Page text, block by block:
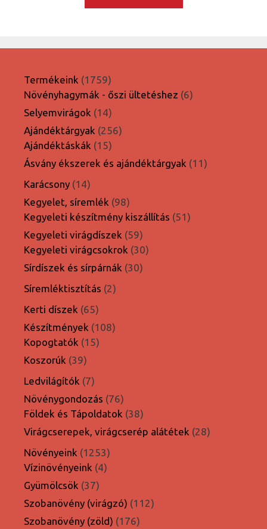
Termékeink 17591759
termék
Növényhagymák - őszi ültetéshez 66
Selyemvirágok 1414
termék
Ajándéktárgyak 256256
Ajándéktáskák 1515
termék
Ásvány ékszerek és ajándéktárgyak 1111
Karácsony 1414
termék
Kegyelet, síremlék 9898
termék
Kegyeleti készítmény kiszállítás 5151
Kegyeleti virágdíszek 5959
termék
Kegyeleti virágcsokrok 3030
Sírdíszek és sírpárnák 3030
Síremléktisztítás 22
Kerti díszek 6565
termék
Készítmények 108108
Kopogtatók 1515
Koszorúk 3939
termék
Ledvilágítók 77
termék
Növénygondozás 7676
termék
Földek és Tápoldatok 3838
termék
Virágcserepek, virágcserép alátétek 2828
Növényeink 12531253
termék
Vízinövényeink 44
Gyümölcsök 3737
termék
Szobanövény (virágzó) 112112
Szobanövény (zöld) 176176